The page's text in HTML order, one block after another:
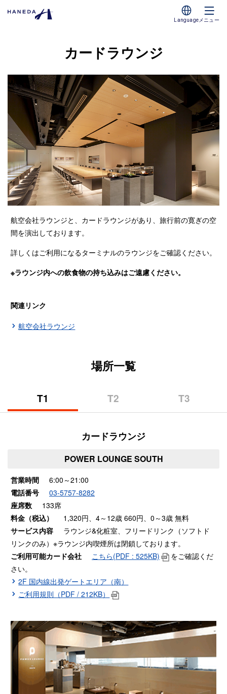
Language メニュー
カードラウンジ
航空会社ラウンジと、カードラウンジがあり、旅行前の寛ぎの空
間を演出しております。
詳しくはご利用になるターミナルのラウンジをご確認ください。
※ラウンジ内への飲食物の持ち込みはご遠慮ください。
関連リンク
航空会社ラウンジ
場所一覧
T1
（第
T2
ー
ナ
T3
カードラウンジ
POWER LOUNGE SOUTH
営業時間
6:00～21:00
電話番号
03-5757-8282
座席数
133席
料金（税込）
1,320円、4～12歳 660円、0～3歳 無料
サービス内容
ラウンジ&化粧室、フリードリンク（ソフトド
リンクのみ）※ラウンジ内喫煙所は閉鎖しております。
ご利用可能カード会社
こちら(PDF : 525KB)
をご確認くだ
さい。
2F 国内線出発ゲートエリア（南）
ご利用規則（PDF / 212KB）